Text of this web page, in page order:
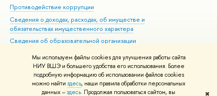
Мы используем файлы cookies для улучшения работы сайта
НИУ ВШЭ и большего удобства его использования. Более
подробную информацию об использовании файлов cookies
можно найти здесь, наши правила обработки персональных
данных –здесь. Продолжая пользоваться сайтом, вы ✖
Противодействие коррупции
Сведения о доходах, расходах, об имуществе и
обязательствах имущественного характера
Сведения об образовательной организации
Людям с ограниченными возможностями здоровья
Единая платежная страница
Работа в Вышке